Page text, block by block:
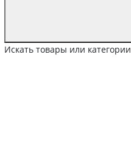
Искать товары или категории